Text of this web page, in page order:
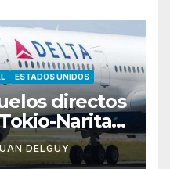
ESTADOS UNIDOS
directos
Narita
2027
DELGUY